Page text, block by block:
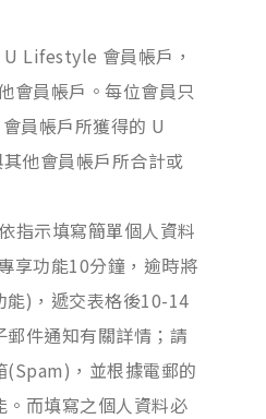
Lifestyle 會員帳戶，
會員帳戶。每位會員只
員帳戶所獲得的 U
他會員帳戶所合計或
指示填寫簡單個人資料
享功能10分鐘，逾時將
能)，遞交表格後10-14
件通知有關詳情；請
(Spam)，並根據電郵的
而填寫之個人資料必